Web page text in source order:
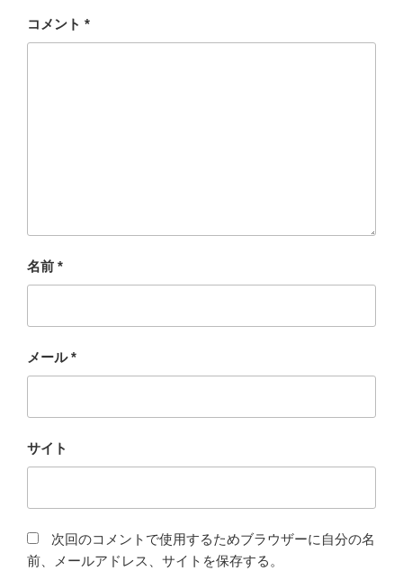
コメント *
名前 *
メール*
サイト
次回のコメントで使用するためブラウザーに自分の名
前、メールアドレス、サイトを保存する。